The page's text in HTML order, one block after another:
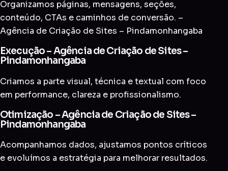
Organizamos páginas, mensagens, seções,
conteúdo, CTAs e caminhos de conversão. –
Agência de Criação de Sites – Pindamonhangaba
Execução – Agência de Criação de Sites –
Pindamonhangaba
Criamos a parte visual, técnica e textual com foco
em performance, clareza e profissionalismo.
Otimização – Agência de Criação de Sites –
Pindamonhangaba
Acompanhamos dados, ajustamos pontos críticos
e evoluímos a estratégia para melhorar resultados.